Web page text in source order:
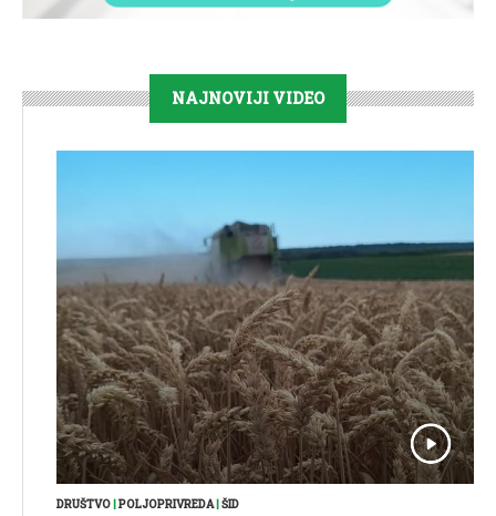
NAJNOVIJI VIDEO
DRUŠTVO|POLJOPRIVREDA|ŠID